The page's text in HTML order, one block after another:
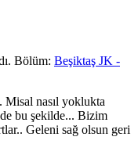
Bölüm: Beşiktaş JK -
Misal nasıl yoklukta
bu şekilde... Bizim
Geleni sağ olsun geri